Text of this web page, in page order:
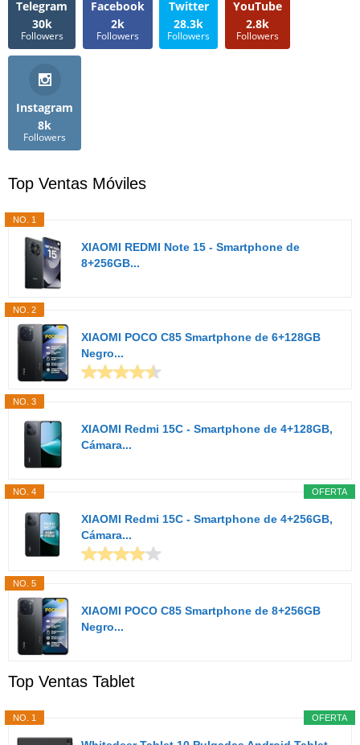
Telegram
30k
Followers
Facebook
2k
Followers
Twitter
28.3k
Followers
YouTube
2.8k
Followers
Instagram
8k
Followers
Top Ventas Móviles
NO. 1
XIAOMI REDMI Note 15 - Smartphone de
8+256GB...
NO. 2
XIAOMI POCO C85 Smartphone de 6+128GB
Negro...
NO. 3
XIAOMI Redmi 15C - Smartphone de 4+128GB,
Cámara...
OFERTA
NO. 4
XIAOMI Redmi 15C - Smartphone de 4+256GB,
Cámara...
NO. 5
XIAOMI POCO C85 Smartphone de 8+256GB
Negro...
Top Ventas Tablet
OFERTA
NO. 1